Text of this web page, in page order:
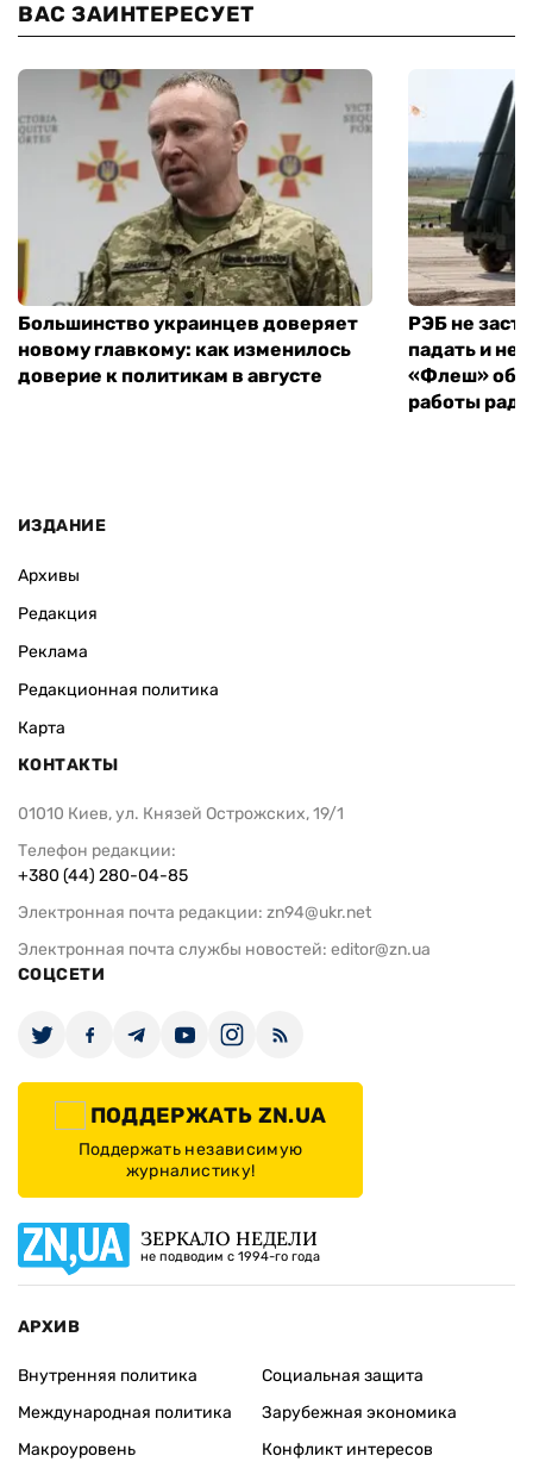
ВАС ЗАИНТЕРЕСУЕТ
Большинство украинцев доверяет
новому главкому: как изменилось
доверие к политикам в августе
РЭБ не
падать и не
«Флеш»
работы
ИЗДАНИЕ
Архивы
Редакция
Реклама
Редакционная политика
Карта
КОНТАКТЫ
01010 Киев, ул. Князей Острожских, 19/1
Телефон редакции:
+380 (44) 280-04-85
Электронная почта редакции: zn94@ukr.net
Электронная почта службы новостей: editor@zn.ua
СОЦСЕТИ
ПОДДЕРЖАТЬ ZN.UA
Поддержать независимую
журналистику!
ЗЕРКАЛО НЕДЕЛИ
не подводим с 1994-го года
АРХИВ
Внутренняя политика
Международная политика
Макроуровень
Социальная защита
Зарубежная экономика
Конфликт интересов